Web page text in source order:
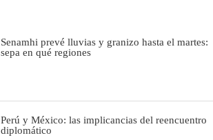
Senamhi prevé lluvias y granizo hasta el martes:
sepa en qué regiones
Perú y México: las implicancias del reencuentro
diplomático